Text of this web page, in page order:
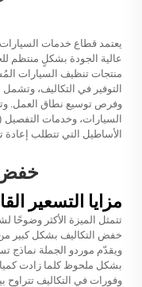
يعتمد قطاع خدمات السيارات
عالية الجودة بشكلٍ منتظم
منتجات تنظيف السيارات
التوفير في التكاليف،
وفرص توسيع نطاق العمل.
الأساطيل التي تتطلب إعادة
خفض
مزايا التسعير
تتمثل الميزة الأكثر وضوحًا
خفض التكاليف بشكل كبير من
ويقدّم موردو الجملة نماذج
بشكل ملحوظ كلما زادت
وفورات في التكاليف